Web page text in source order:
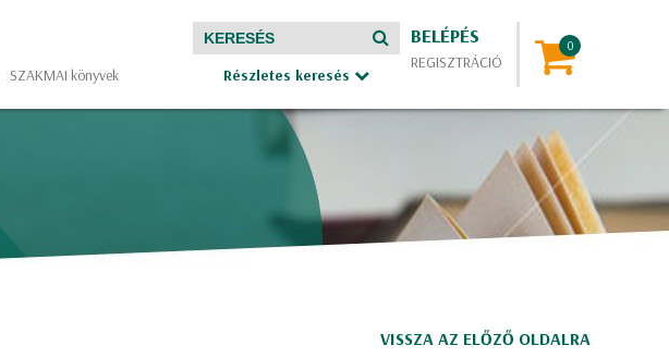
SZAKMAI könyvek Részletes keresés
BELÉPÉS
REGISZTRÁCIÓ
VISSZA AZ ELŐZŐ OLDALRA